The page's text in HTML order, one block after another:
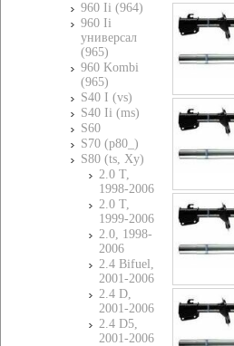
960 Ii (964)
960 Ii
универсал
(965)
960 Kombi
(965)
S40 I (vs)
S40 Ii (ms)
S60
S70 (p80_)
S80 (ts, Xy)
2.0 T,
1998-2006
2.0 T,
1999-2006
2.0, 1998-
2006
2.4 Bifuel,
2001-2006
2.4 D,
2001-2006
2.4 D5,
2001-2006